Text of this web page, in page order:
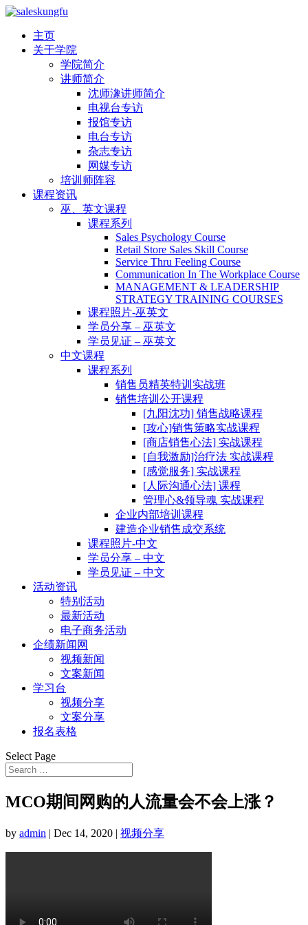
主页
关于学院
学院简介
讲师简介
沈师潒讲师简介
电视台专访
报馆专访
电台专访
杂志专访
网媒专访
培训师阵容
课程资讯
巫、英文课程
课程系列
Sales Psychology Course
Retail Store Sales Skill Course
Service Thru Feeling Course
Communication In The Workplace Course
MANAGEMENT & LEADERSHIP
STRATEGY TRAINING COURSES
课程照片-巫英文
学员分享 – 巫英文
学员见证 – 巫英文
中文课程
课程系列
销售员精英特训实战班
销售培训公开课程
[九阳沈功] 销售战略课程
[攻心]销售策略实战课程
[商店销售心法] 实战课程
[自我激励]治疗法 实战课程
[感觉服务] 实战课程
[人际沟通心法] 课程
管理心&领导魂 实战课程
企业内部培训课程
建造企业销售成交系统
课程照片-中文
学员分享 – 中文
学员见证 – 中文
活动资讯
特别活动
最新活动
电子商务活动
企绩新闻网
视频新闻
文案新闻
学习台
视频分享
文案分享
报名表格
Select Page
MCO期间网购的人流量会不会上涨？
by admin | Dec 14, 2020 | 视频分享